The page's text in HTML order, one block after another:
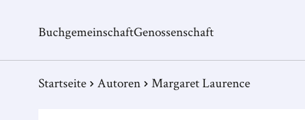
BuchgemeinschaftGenossenschaft
Startseite Autoren Margaret Laurence